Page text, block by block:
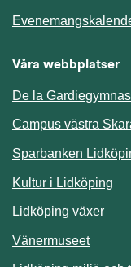
Våra webbplatser
De la
Campus västra
Sparbanken
Kultur i Lidköping
Lidköping växer
Vänermuseet